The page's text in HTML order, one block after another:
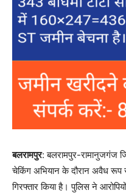
बलरामपुर: बलरामपुर-रामानुजगंज
चेकिंग अभियान के दौरान अवैध रूप
गिरफ्तार किया है। पुलिस ने